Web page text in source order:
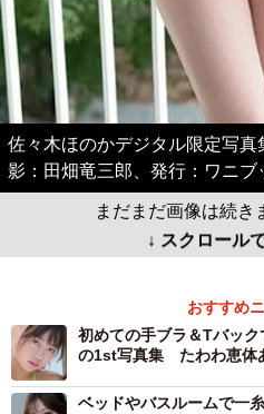
佐々木ほのかデジタル限定写
影：田畑竜三郎、発行：ワニブ
まだまだ画像は続き
↓ スクロール
おすすめ
初めての手ブラ＆Tバッ
の1st写真集 たわわ恵体
ベッドやバスルームで一